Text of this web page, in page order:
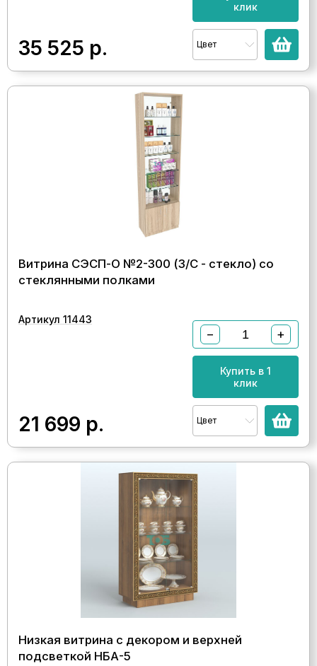
35 525 р.
клик
Цвет
Витрина СЭСП-О №2-300 (З/C - стекло) со
стеклянными полками
Артикул 11443
21 699 р.
− +
Купить в 1
клик
Цвет
Низкая витрина с декором и верхней
подсветкой НБА-5